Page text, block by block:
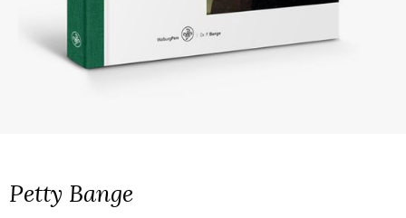
Petty Bange